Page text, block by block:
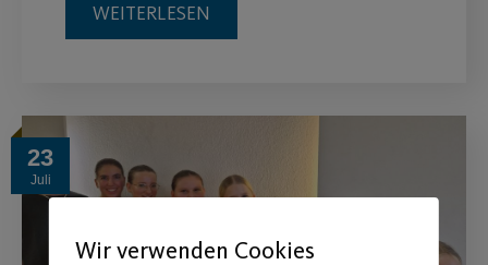
WEITERLESEN
23
Juli
Wir verwenden Cookies